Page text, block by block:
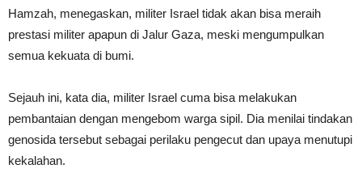
Hamzah, menegaskan, militer Israel tidak akan bisa meraih
prestasi militer apapun di Jalur Gaza, meski mengumpulkan
semua kekuata di bumi.
Sejauh ini, kata dia, militer Israel cuma bisa melakukan
pembantaian dengan mengebom warga sipil. Dia menilai tindakan
genosida tersebut sebagai perilaku pengecut dan upaya menutupi
kekalahan.